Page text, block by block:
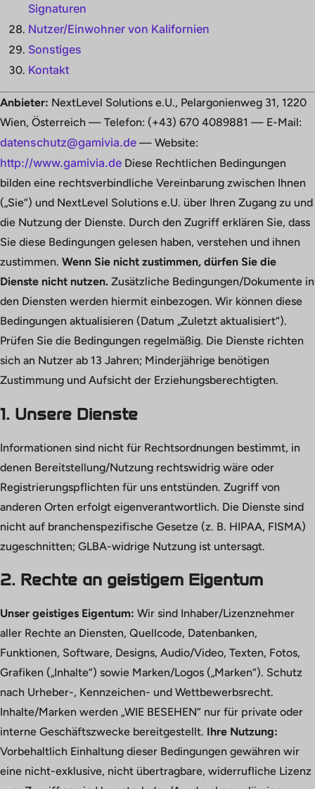
Signaturen
Nutzer/Einwohner von Kalifornien
Sonstiges
Kontakt
Anbieter: NextLevel Solutions e.U., Pelargonienweg 31, 1220
Wien, Österreich — Telefon: (+43) 670 4089881 — E-Mail:
datenschutz@gamivia.de — Website:
http://www.gamivia.de Diese Rechtlichen Bedingungen
bilden eine rechtsverbindliche Vereinbarung zwischen Ihnen
(„Sie“) und NextLevel Solutions e.U. über Ihren Zugang zu und
die Nutzung der Dienste. Durch den Zugriff erklären Sie, dass
Sie diese Bedingungen gelesen haben, verstehen und ihnen
zustimmen. Wenn Sie nicht zustimmen, dürfen Sie die
Dienste nicht nutzen. Zusätzliche Bedingungen/Dokumente in
den Diensten werden hiermit einbezogen. Wir können diese
Bedingungen aktualisieren (Datum „Zuletzt aktualisiert“).
Prüfen Sie die Bedingungen regelmäßig. Die Dienste richten
sich an Nutzer ab 13 Jahren; Minderjährige benötigen
Zustimmung und Aufsicht der Erziehungsberechtigten.
1. Unsere Dienste
Informationen sind nicht für Rechtsordnungen bestimmt, in
denen Bereitstellung/Nutzung rechtswidrig wäre oder
Registrierungspflichten für uns entstünden. Zugriff von
anderen Orten erfolgt eigenverantwortlich. Die Dienste sind
nicht auf branchenspezifische Gesetze (z. B. HIPAA, FISMA)
zugeschnitten; GLBA-widrige Nutzung ist untersagt.
2. Rechte an geistigem Eigentum
Unser geistiges Eigentum: Wir sind Inhaber/Lizenznehmer
aller Rechte an Diensten, Quellcode, Datenbanken,
Funktionen, Software, Designs, Audio/Video, Texten, Fotos,
Grafiken („Inhalte“) sowie Marken/Logos („Marken“). Schutz
nach Urheber-, Kennzeichen- und Wettbewerbsrecht.
Inhalte/Marken werden „WIE BESEHEN“ nur für private oder
interne Geschäftszwecke bereitgestellt. Ihre Nutzung:
Vorbehaltlich Einhaltung dieser Bedingungen gewähren wir
eine nicht-exklusive, nicht übertragbare, widerrufliche Lizenz